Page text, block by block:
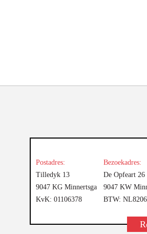
Postadres:
Tilledyk 13
9047 KG Minnertsga
KvK: 01106378
Bezoekadres:
De Opfeart 26
9047 KW
BTW: